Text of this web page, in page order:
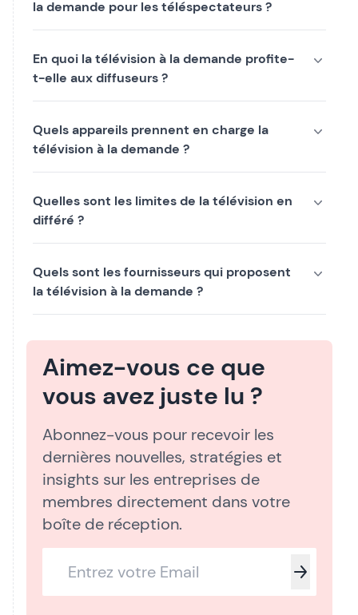
la demande pour les téléspectateurs ?
En quoi la télévision à la demande profite-
t-elle aux diffuseurs ?
Quels appareils prennent en charge la
télévision à la demande ?
Quelles sont les limites de la télévision en
différé ?
Quels sont les fournisseurs qui proposent
la télévision à la demande ?
Aimez-vous ce que
vous avez juste lu ?
Abonnez-vous pour recevoir les
dernières nouvelles, stratégies et
insights sur les entreprises de
membres directement dans votre
boîte de réception.